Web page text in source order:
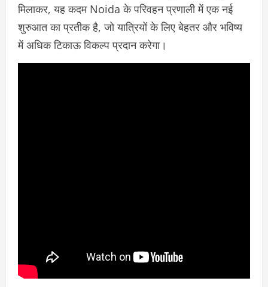
मिलाकर, यह कदम Noida के परिवहन प्रणाली में एक नई
शुरुआत का प्रतीक है, जो यात्रियों के लिए बेहतर और भविष्य
में अधिक टिकाऊ विकल्प प्रदान करेगा।